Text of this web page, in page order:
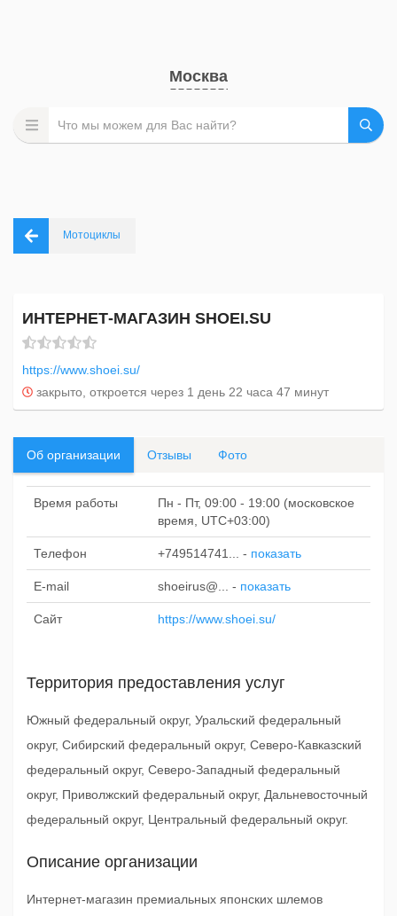
Москва
Мотоциклы
ИНТЕРНЕТ-МАГАЗИН SHOEI.SU
https://www.shoei.su/
закрыто, откроется через 1 день 22 часа 47 минут
Об организации Отзывы Фото
Время работы
Пн - Пт, 09:00 - 19:00 (московское
время, UTC+03:00)
Телефон +749514741... - показать
E-mail shoeirus@... - показать
Сайт https://www.shoei.su/
Территория предоставления услуг
Южный федеральный округ, Уральский федеральный
округ, Сибирский федеральный округ, Северо-Кавказский
федеральный округ, Северо-Западный федеральный
округ, Приволжский федеральный округ, Дальневосточный
федеральный округ, Центральный федеральный округ.
Описание организации
Интернет-магазин премиальных японских шлемов